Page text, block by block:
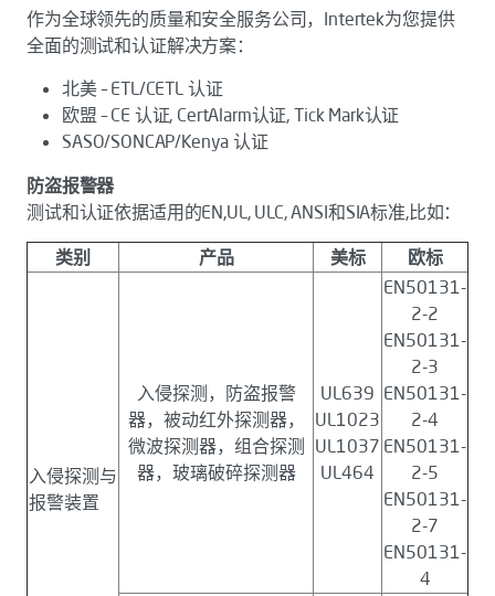
作为全球领先的质量和安全服务公司，Intertek为您提供
全面的测试和认证解决方案：
北美 – ETL/CETL 认证
欧盟 – CE 认证, CertAlarm认证, Tick Mark认证
SASO/SONCAP/Kenya 认证
防盗报警器
测试和认证依据适用的EN,UL, ULC, ANSI和SIA标准,比如：
类别 产品 美标 欧标
入侵探测与
报警装置
入侵探测，防盗报警
器，被动红外探测器，
微波探测器，组合探测
器，玻璃破碎探测器
UL639
UL1023
UL1037
UL464
EN50131-
2-2
EN50131-
2-3
EN50131-
2-4
EN50131-
2-5
EN50131-
2-7
EN50131-
4